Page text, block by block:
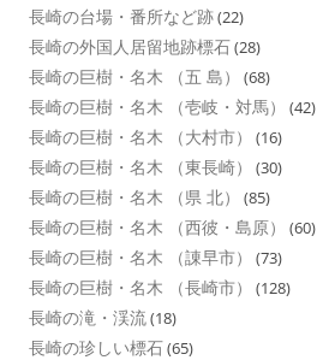
長崎の台場・番所など跡(22)
長崎の外国人居留地跡標石(28)
長崎の巨樹・名木 （五 島） (68)
長崎の巨樹・名木 （壱岐・対馬） (42)
長崎の巨樹・名木 （大村市） (16)
長崎の巨樹・名木 （東長崎） (30)
長崎の巨樹・名木 （県 北） (85)
長崎の巨樹・名木 （西彼・島原） (60)
長崎の巨樹・名木 （諌早市） (73)
長崎の巨樹・名木 （長崎市） (128)
長崎の滝・渓流(18)
長崎の珍しい標石(65)